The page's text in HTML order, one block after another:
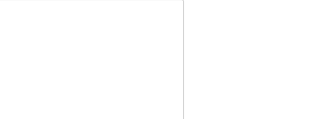
de esquadrias. A empresa tem a
com a empresa quando quiser para
você pode encontrar a solução
Porta Postigo Alumínio, Porta
matéria-prima de primeira linha, tudo
conosco.